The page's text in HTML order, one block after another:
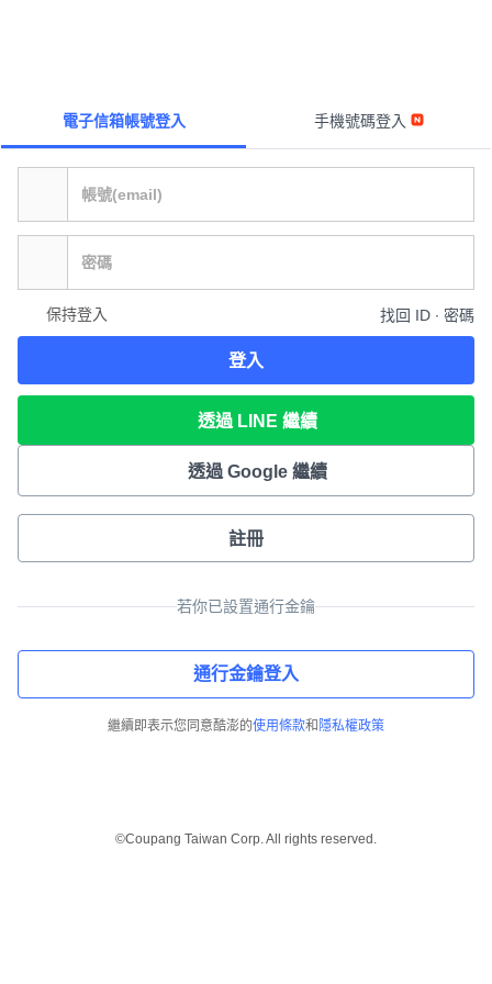
電子信箱帳號登入 手機號碼登入
保持登入 找回 ID ∙ 密碼
登入
透過 LINE 繼續
透過 Google 繼續
註冊
若你已設置通行金鑰
通行金鑰登入
繼續即表示您同意酷澎的使用條款和 隱私權政策
©Coupang Taiwan Corp. All rights reserved.